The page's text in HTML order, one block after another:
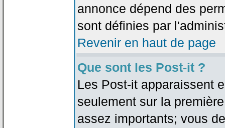
annonce dépend des
sont définies par
Revenir en haut de page
Que sont les Post-it ?
Les Post-it apparaissent
seulement sur la
assez importants; vous